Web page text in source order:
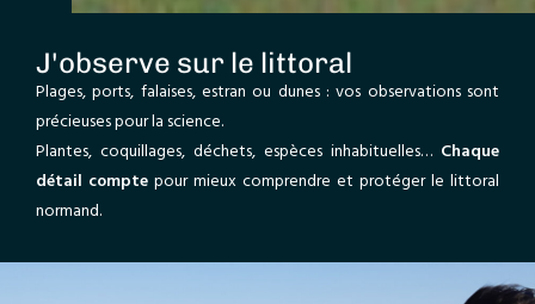
J'observe sur le littoral
Plages, ports, falaises, estran ou dunes : vos observations sont
précieuses pour la science.
Plantes, coquillages, déchets, espèces inhabituelles… Chaque
détail compte pour mieux comprendre et protéger le littoral
normand.